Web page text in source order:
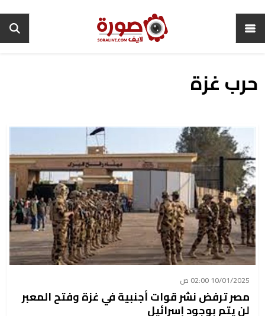
حرب غزة
10/01/2025 02:00 ص
مصر ترفض نشر قوات أجنبية في غزة وفتح المعبر
لن يتم بوجود إسرائيل